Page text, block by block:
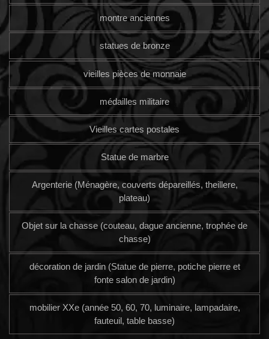
montre anciennes
statues de bronze
vieilles pièces de monnaie
médailles militaire
Vieilles cartes postales
Statue de marbre
Argenterie (Ménagère, couverts dépareillés, theillere,
plateau)
Objet sur la chasse (couteau, dague ancienne, trophée de
chasse)
décoration de jardin (Statue de pierre, potiche pierre et
fonte salon de jardin)
mobilier XXe (année 50, 60, 70, luminaire, lampadaire,
fauteuil, table basse)